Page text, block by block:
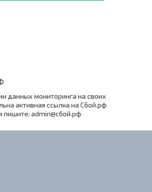
данных мониторинга на своих
активная ссылка на Сбой.рф
пишите: admin@сбой.рф